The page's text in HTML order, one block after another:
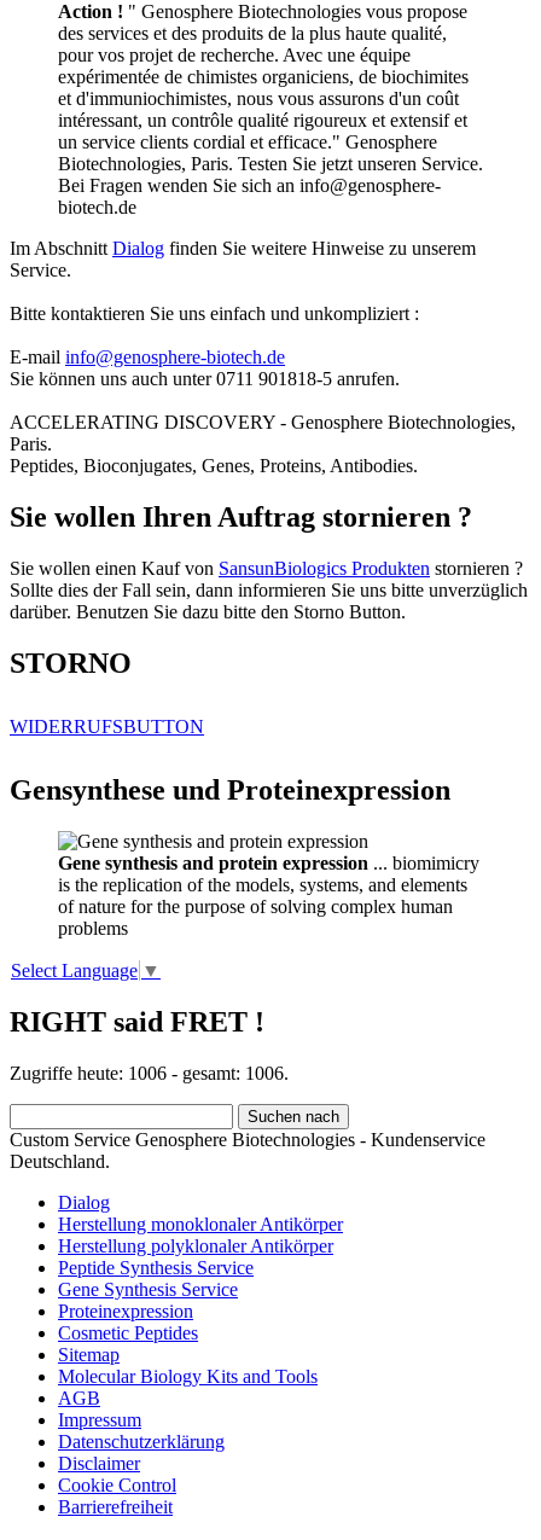
Action ! " Genosphere Biotechnologies vous propose
des services et des produits de la plus haute qualité,
pour vos projet de recherche. Avec une équipe
expérimentée de chimistes organiciens, de biochimites
et d'immuniochimistes, nous vous assurons d'un coût
intéressant, un contrôle qualité rigoureux et extensif et
un service clients cordial et efficace." Genosphere
Biotechnologies, Paris. Testen Sie jetzt unseren Service.
Bei Fragen wenden Sie sich an info@genosphere-
biotech.de
Im Abschnitt Dialog finden Sie weitere Hinweise zu unserem
Service.
Bitte kontaktieren Sie uns einfach und unkompliziert :
E-mail info@genosphere-biotech.de
Sie können uns auch unter 0711 901818-5 anrufen.
ACCELERATING DISCOVERY - Genosphere Biotechnologies,
Paris.
Peptides, Bioconjugates, Genes, Proteins, Antibodies.
Sie wollen Ihren Auftrag stornieren ?
Sie wollen einen Kauf von SansunBiologics Produkten stornieren ?
Sollte dies der Fall sein, dann informieren Sie uns bitte unverzüglich
darüber. Benutzen Sie dazu bitte den Storno Button.
STORNO
WIDERRUFSBUTTON
Gensynthese und Proteinexpression
Gene synthesis and protein expression ... biomimicry
is the replication of the models, systems, and elements
of nature for the purpose of solving complex human
problems
Select Language ▼
RIGHT said FRET !
Zugriffe heute: 1006 - gesamt: 1006.
Custom Service Genosphere Biotechnologies - Kundenservice
Deutschland.
Dialog
Herstellung monoklonaler Antikörper
Herstellung polyklonaler Antikörper
Peptide Synthesis Service
Gene Synthesis Service
Proteinexpression
Cosmetic Peptides
Sitemap
Molecular Biology Kits and Tools
AGB
Impressum
Datenschutzerklärung
Disclaimer
Cookie Control
Barrierefreiheit